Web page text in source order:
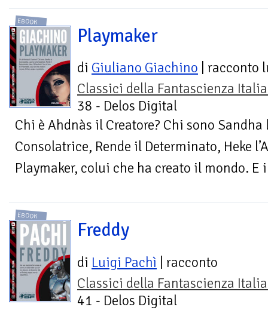
EBOOK
Playmaker
di Giuliano Giachino | racconto
Classici della Fantascienza
38 - Delos Digital
Chi è Ahdnàs il Creatore? Chi sono
Consolatrice, Rende il Determinato, Heke
Playmaker, colui che ha creato il mondo. E
EBOOK
Freddy
di Luigi Pachì | racconto
Classici della Fantascienza
41 - Delos Digital